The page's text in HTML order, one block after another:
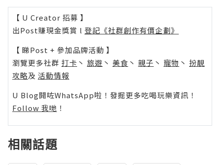
【 U Creator 招募 】
出Post賺現金獎賞 l 登記《社群創作有價企劃》
【 睇Post + 參加品牌活動 】
瀏覽更多社群 打卡 丶 旅遊 丶 美食 丶 親子 丶 寵物 丶 扮靚
攻略及 活動情報
U Blog開咗WhatsApp啦！發掘更多吃喝玩樂資訊！
Follow 我哋 ！
相關話題